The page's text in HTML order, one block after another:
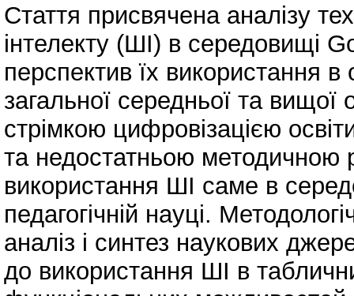
Стаття присвячена аналізу
інтелекту (ШІ) в середовищі
перспектив їх використання в
загальної середньої та вищої
стрімкою цифровізацією
та недостатньою методичною
використання ШІ саме в
педагогічній науці.
аналіз і синтез наукових
до використання ШІ в